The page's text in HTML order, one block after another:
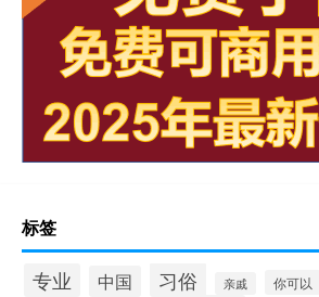
标签
专业 中国 习俗 亲戚 你可以